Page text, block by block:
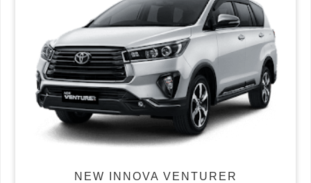
NEW INNOVA VENTURER